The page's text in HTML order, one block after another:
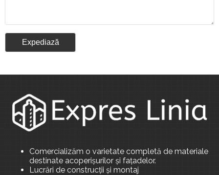
Comercializăm o varietate completă de materiale
destinate acoperișurilor și fațadelor.
Lucrări de construcții și montaj